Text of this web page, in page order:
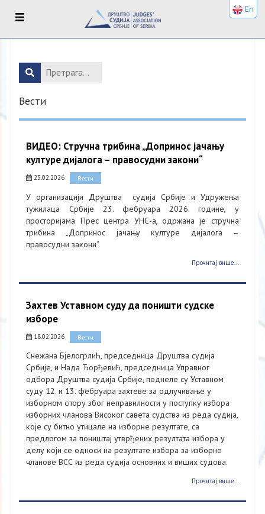
Вести
ВИДЕО: Стручна трибина „Допринос јачању
културе дијалога – правосудни закони“
23.02.2026 Вести
У организацији Друштва судија Србије и Удружења
тужилаца Србије 23. фебруара 2026. године, у
просторијама Прес центра УНС-а, одржана је стручна
трибина „Допринос јачању културе дијалога –
правосудни закони“.
Прочитај више...
Захтев Уставном суду да поништи судске
изборе
18.02.2026 Вести
Снежана Бјелогрлић, председница Друштва судија
Србије, и Нада Ђорђевић, председница Управног
одбора Друштва судија Србије, поднеле су Уставном
суду 12. и 13. фебруара захтеве за одлучивање у
изборном спору због неправилности у поступку избора
изборних чланова Високог савета судства из реда судија,
које су битно утицале на изборне резултате, са
предлогом за поништај утврђених резултата избора у
делу који се односи на резултате избора за изборне
чланове ВСС из реда судија основних и виших судова.
Прочитај више...
En